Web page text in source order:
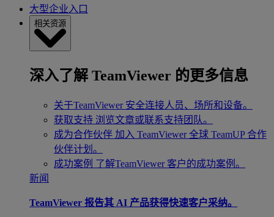
大型企业入口
相关资源
深入了解 TeamViewer 的更多信息
关于TeamViewer 安全连接人员、场所和设备。
获取支持 浏览文章或联系支持团队。
成为合作伙伴 加入 TeamViewer 全球 TeamUP 合作
伙伴计划。
成功案例 了解TeamViewer 客户的成功案例。
新闻
TeamViewer 报告其 AI 产品获得快速客户采纳。